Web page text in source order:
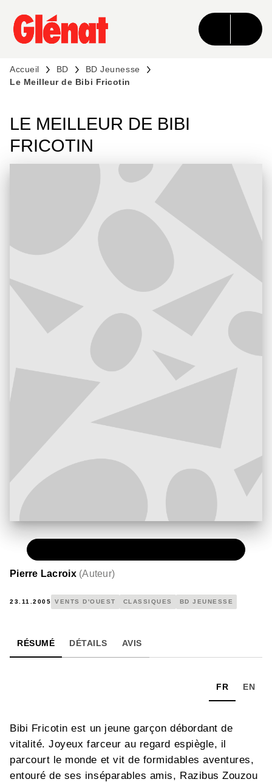
MENU RECHERCHE CONTENU
PIED DE PAGE
Accueil BD
BD Jeunesse
Le Meilleur de Bibi Fricotin
LE MEILLEUR DE BIBI
FRICOTIN
Pierre Lacroix (Auteur)
23.11.2005 VENTS D'OUEST CLASSIQUES BD JEUNESSE
RÉSUMÉ DÉTAILS AVIS
FR EN
Bibi Fricotin est un jeune garçon débordant de
vitalité. Joyeux farceur au regard espiègle, il
parcourt le monde et vit de formidables aventures,
entouré de ses inséparables amis, Razibus Zouzou